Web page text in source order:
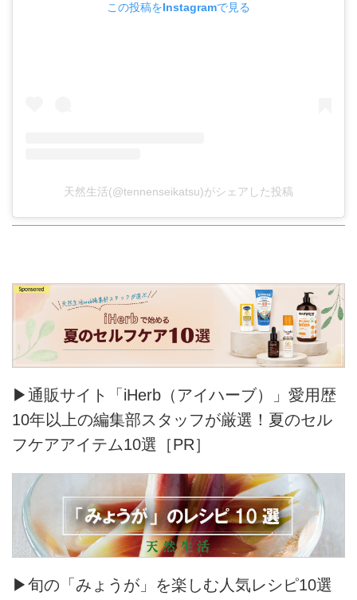
この投稿をInstagramで見る
天然生活(@tennenseikatsu)がシェアした投稿
▶通販サイト「iHerb（アイハーブ）」愛用歴
10年以上の編集部スタッフが厳選！夏のセル
フケアアイテム10選［PR］
▶旬の「みょうが」を楽しむ人気レシピ10選